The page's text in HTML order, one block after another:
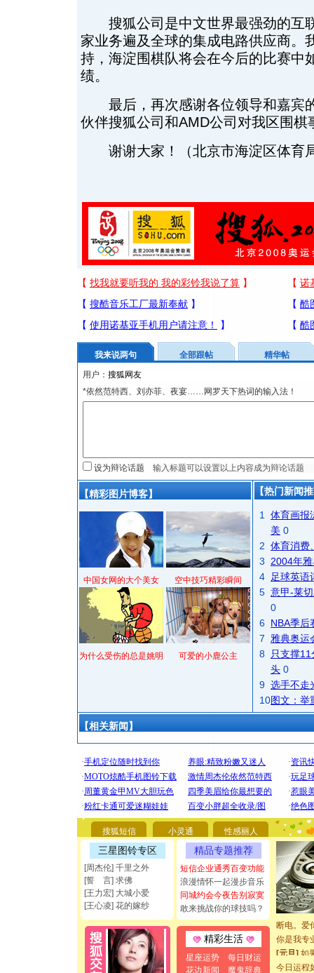
搜狐公司是中文世界最强劲的互
家业务遍及全球的集成电路供应商。
持，海淀围棋队将会在今后的比赛中
绩。
最后，再次感谢各位领导和嘉宾
伙伴搜狐公司和AMD公司对我区围棋
谢谢大家！（北京市海淀区体
我来说两句 全部跟帖
精华帖
用户：
*依然范特西、刘亦菲、夜宴……网罗天下热词的输入法！
设为辩论话题
【精彩图片博客】
中国女网的大个美女 空中技巧精彩瞬间
为什么受伤的总是姚明 可爱的小鹿公主
【热门新闻
1
体育画报
美 0
2 体育消费
3
2004年
4
足球英语
5 意甲-莱
0
6 NBA季后
7
雅典奥运
8
只支撑
头 0
9 选手不走
10图文：举
【相关新闻】
搜狐短信 小灵通 性感丽人
三星图铃专区
[周杰伦] 千里之外
[誓 言] 求佛
[王力宏] 大城小爱
[王心凌] 花的嫁纱
精品专题推荐
短信企业通秀百变功能
浪漫情怀一起漫步音乐
同城约会今夜告别寂寞
敢来挑战你的球技吗？
精彩生活
星座运势
每日财运
花边新闻
魔鬼辞典
[圣诞节]
你太多
要平安！
[圣诞节]
能正大光
都要快乐
[圣诞节]
如意,快
[元旦]看
断电。爱
你是我专
[元旦] 如
起；二
今日运程